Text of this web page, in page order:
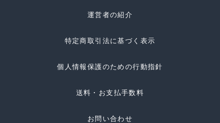
運営者の紹介
特定商取引法に基づく表示
個人情報保護のための行動指針
送料・お支払手数料
お問い合わせ